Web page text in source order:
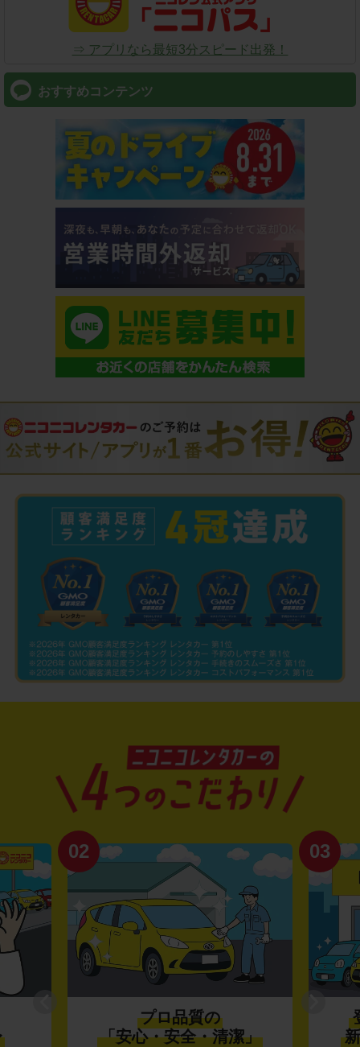
⇒ アプリなら最短3分スピード出発！
おすすめコンテンツ
02
プロ品質の
「安心・安全・清潔」
03